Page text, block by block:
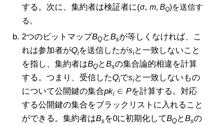
する。次に、集約者は検証者に(σ, m, BQ)を送信す
る。
2つのビットマップBQ とBsが等しくなければ、こ
れは参加者がQiを送信したがsi と一致しないこと
を指し、集約者はBQ とBsの集合論的相違を計算
する。つまり、受信したQiでsi と一致しないもの
について公開鍵の集合pki ∈ Pを計算する。対応
する公開鍵の集合をブラックリストに入れること
ができる。集約者はBs を0に初期化してBQ とBsの